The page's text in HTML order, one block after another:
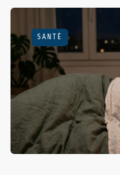
SANTÉ